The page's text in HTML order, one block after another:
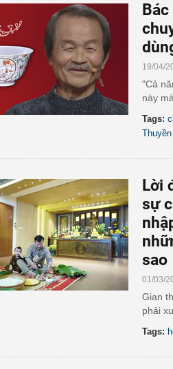
19/04/
"Cả
này
Tags:
Lời
sự
sao
01/03/
Gian
phải
Tags: